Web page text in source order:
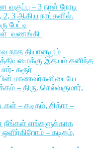
– 3 நாள் நேரடி
2, 3 ஆகிய நாட்களில்.
பேட்டி
வணங்கி
நாத தியானமும்
இதயம் கனிந்த
கரூர்
மாணவர்களிடையே
– திரு. செல்வகுமார்,
– கடிதம், சித்ரா –
நீங்கள் எங்களுக்காக
– கடிதம்,